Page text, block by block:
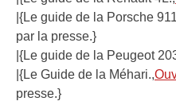
|{Le guide de la Porsche
par la presse.}
|{Le guide de la Peugeot
|{Le Guide de la Méhari.,
presse.}